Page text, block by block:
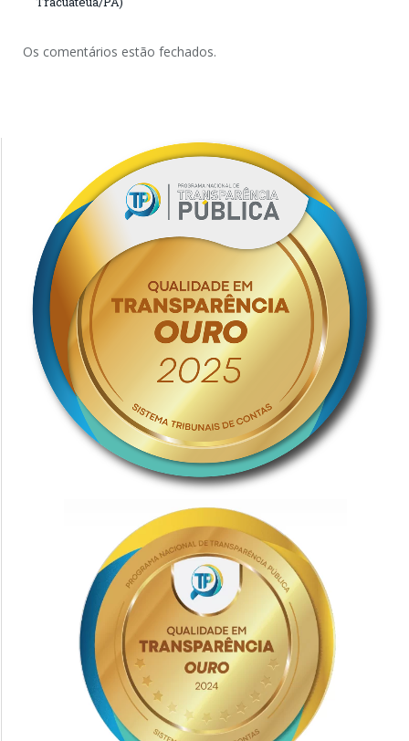
Os comentários estão fechados.